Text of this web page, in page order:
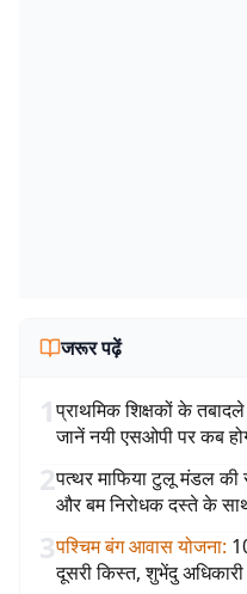
जरूर पढ़ें
1प्राथमिक शिक्षकों के
जानें नयी एसओपी पर कब
2पत्थर माफिया टुलू मंडल
और बम निरोधक दस्ते के
3पश्चिम बंग आवास योजना:
दूसरी किस्त, शुभेंदु